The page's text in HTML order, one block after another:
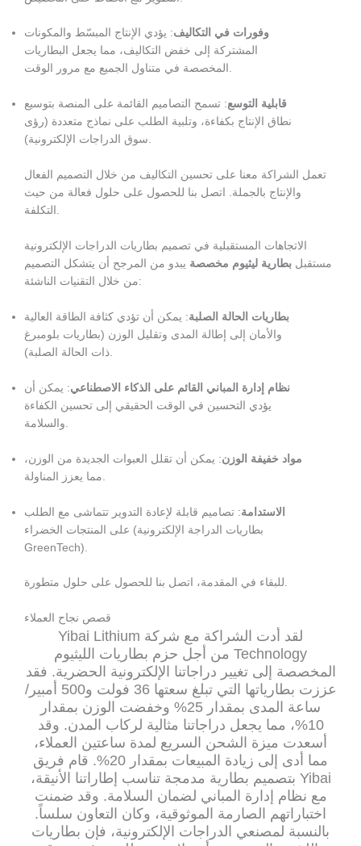
وفورات في التكاليف: يؤدي الإنتاج المبسّط والمكونات
المشتركة إلى خفض التكاليف، مما يجعل البطاريات
المخصصة في متناول الجميع مع مرور الوقت.
قابلية التوسع: تسمح التصاميم القائمة على المنصة بتوسيع
نطاق الإنتاج بكفاءة، وتلبية الطلب على نماذج متعددة (رؤى
سوق الدراجات الإلكترونية).
تعمل الشراكة معنا على تحسين التكاليف من خلال التصميم الفعال
والإنتاج بالجملة. اتصل بنا للحصول على حلول فعالة من حيث
التكلفة.
الاتجاهات المستقبلية في تصميم بطاريات الدراجات الإلكترونية
مستقبل بطارية ليثيوم مخصصة يبدو من المرجح أن يتشكل التصميم
من خلال التقنيات الناشئة:
بطاريات الحالة الصلبة: يمكن أن تؤدي كثافة الطاقة العالية
والأمان إلى إطالة المدى وتقليل الوزن (بطاريات بلومبرغ
نظام إدارة المباني القائم على الذكاء الاصطناعي: يمكن أن
يؤدي التحسين في الوقت الحقيقي إلى تحسين الكفاءة
مواد خفيفة الوزن: يمكن أن تقلل العبوات الجديدة من الوزن،
الاستدامة: تصاميم قابلة لإعادة التدوير تتماشى مع الطلب
على المنتجات الخضراء (بطاريات الدراجة الإلكترونية
GreenTech).
للبقاء في المقدمة، اتصل بنا للحصول على حلول متطورة.
قصص نجاح العملاء
لقد أدت الشراكة مع شركة Yibai Lithium
Technology من أجل حزم بطاريات الليثيوم
المخصصة إلى تغيير دراجاتنا الإلكترونية الحضرية. فقد
عززت بطارياتها التي تبلغ سعتها 36 فولت و500 أمبير/
ساعة المدى بمقدار 25% وخفضت الوزن بمقدار
10%، مما يجعل دراجاتنا مثالية لركاب المدن. وقد
أسعدت ميزة الشحن السريع لمدة ساعتين العملاء،
مما أدى إلى زيادة المبيعات بمقدار 20%. قام فريق
Yibai بتصميم بطارية مدمجة تناسب إطاراتنا الأنيقة،
مع نظام إدارة المباني لضمان السلامة. وقد ضمنت
اختباراتهم الصارمة الموثوقية، وكان التعاون سلساً.
بالنسبة لمصنعي الدراجات الإلكترونية، فإن بطاريات